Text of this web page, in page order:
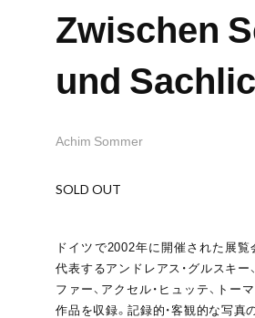
Zwischen
und
Achim Sommer
SOLD OUT
ドイツで2002年に開催された展
代表するアンドレアス・グルスキー
ファー、アクセル・ヒュッテ、トー
作品を収録。記録的・客観的な写